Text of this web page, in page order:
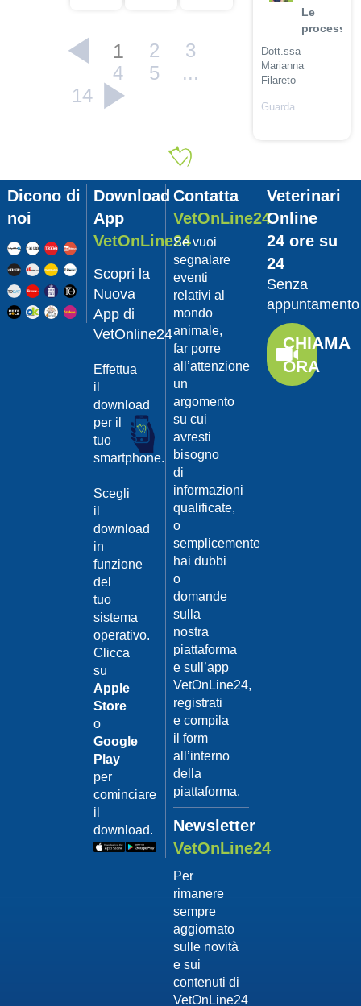
1 2
3
4
5
...
14
Le
Dott.ssa
Marianna
Filareto
Guarda
Pet
con
Dott.
Felici
Manuel
Guarda
il video
da
Dott.
Felici
Dicono di
noi
Download
App
VetOnLine24
Scopri la
Nuova
App di
VetOnline24
Effettua
il
download
per il
tuo
smartphone.
Scegli
il
download
in
funzione
del
tuo
sistema
operativo.
Clicca
su
Apple
Store
o
Google
Play
per
cominciare
il
download.
Contatta
VetOnLine24
Se vuoi
segnalare
eventi
relativi al
mondo
animale,
far porre
all’attenzione
un
argomento
su cui
avresti
bisogno
di
informazioni
qualificate,
o
semplicemente
hai dubbi
o
domande
sulla
nostra
piattaforma
e sull’app
VetOnLine24,
registrati
e compila
il form
all’interno
della
piattaforma.
Newsletter
VetOnLine24
Per
rimanere
sempre
aggiornato
sulle novità
e sui
contenuti di
VetOnLine24
Veterinari
Online
24 ore su
24
Senza
appuntamento
CHIAMA
ORA